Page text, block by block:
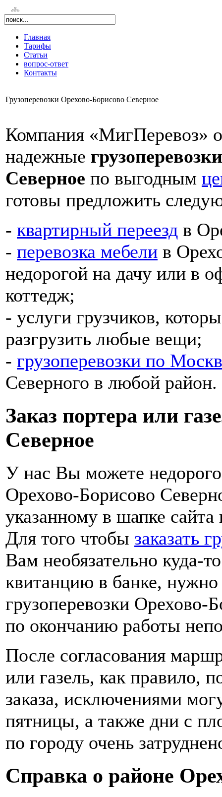
Главная
Тарифы
Статьи
вопрос-ответ
Контакты
Грузоперевозки Орехово-Борисово Северное
Компания «МигПеревоз»
надежные
Северное по выгодным
готовы предложить
- квартирный переезд в
- перевозка мебели в
недорогой на дачу или в
коттедж;
- услуги грузчиков,
разгрузить любые вещи;
- грузоперевозки по
Северного в любой район.
Заказ портера или
Северное
У нас Вы можете
Орехово-Борисово
указанному в шапке
Для того чтобы заказать
Вам необязательно куда-
квитанцию в банке,
грузоперевозки Орехово-
по окончанию работы
После согласования
или газель, как правило,
заказа, исключениями
пятницы, а также дни с
по городу очень
Справка о районе